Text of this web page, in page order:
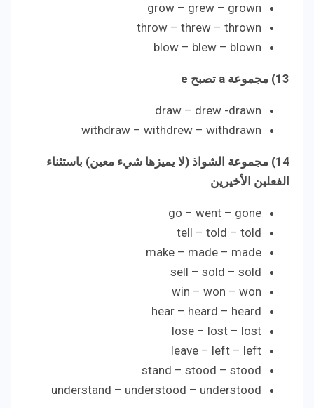
grow – grew – grown
throw – threw – thrown
blow – blew – blown
13) مجموعة a تصبح e
draw – drew -drawn
withdraw – withdrew – withdrawn
14) مجموعة الشواذ (لا يميزها شيء معين) باستثناء
الفعلين الأخيرين
go – went – gone
tell – told – told
make – made – made
sell – sold – sold
win – won – won
hear – heard – heard
lose – lost – lost
leave – left – left
stand – stood – stood
understand – understood – understood